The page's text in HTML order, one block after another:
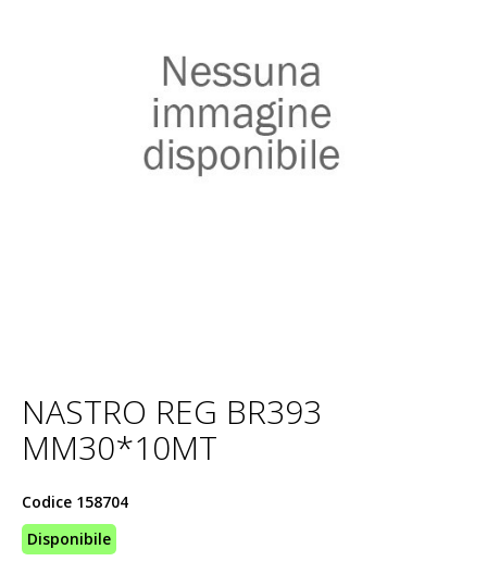
NASTRO REG BR393
MM30*10MT
Codice 158704
Disponibile